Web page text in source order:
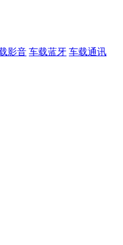
影音 车载蓝牙 车载通讯